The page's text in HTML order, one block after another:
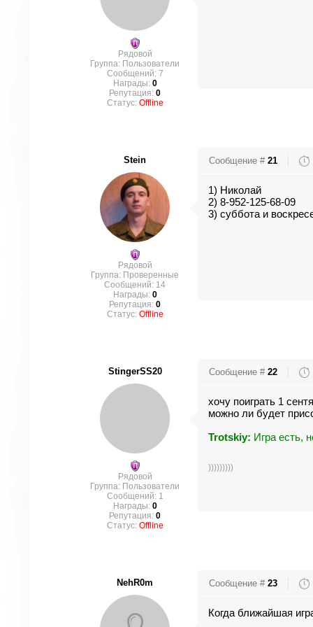
Рядовой
Группа: Пользователи
Сообщений: 7
Награды: 0
Репутация: 0
Статус: Offline
Stein
Рядовой
Группа: Проверенные
Сообщений: 14
Награды: 0
Репутация: 0
Статус: Offline
Сообщение # 21
1) Николай
2) 8-952-125-68-09
3) суббота и
StingerSS20
Рядовой
Группа: Пользователи
Сообщений: 1
Награды: 0
Репутация: 0
Статус: Offline
Сообщение # 22
хочу поиграть 1
можно ли будет
Trotskiy: Игра есть,
)))))))))
NehR0m Сообщение # 23
Когда ближайшая